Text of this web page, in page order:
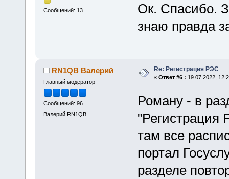
Сообщений: 13
Ок. Спасибо.
знаю правда
RN1QB Валерий
Главный модератор
Сообщений: 96
Валерий RN1QB
Re: Регистрация РЭС
« Ответ #6 : 19.07.2022,
Роману - в
там все
портал
разделе